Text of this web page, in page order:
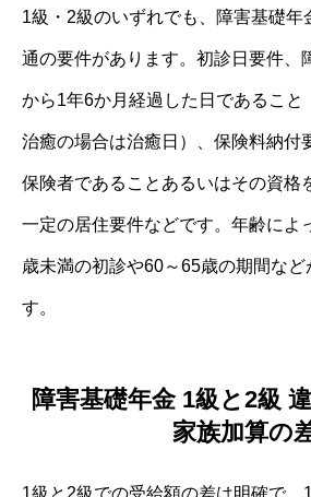
1級・2級のいずれでも、障害基礎年
通の要件があります。初診日要件、
から1年6か月経過した日であること
治癒の場合は治癒日）、保険料納付
保険者であることあるいはその資格
一定の居住要件などです。年齢によ
歳未満の初診や60～65歳の期間など
す。
障害基礎年金 1級と2級
家族加算の